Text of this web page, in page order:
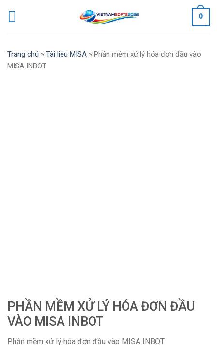
0
Trang chủ » Tài liệu MISA » Phần mềm xử lý hóa đơn đầu vào
MISA INBOT
PHẦN MỀM XỬ LÝ HÓA ĐƠN ĐẦU
VÀO MISA INBOT
Phần mềm xử lý hóa đơn đầu vào MISA INBOT